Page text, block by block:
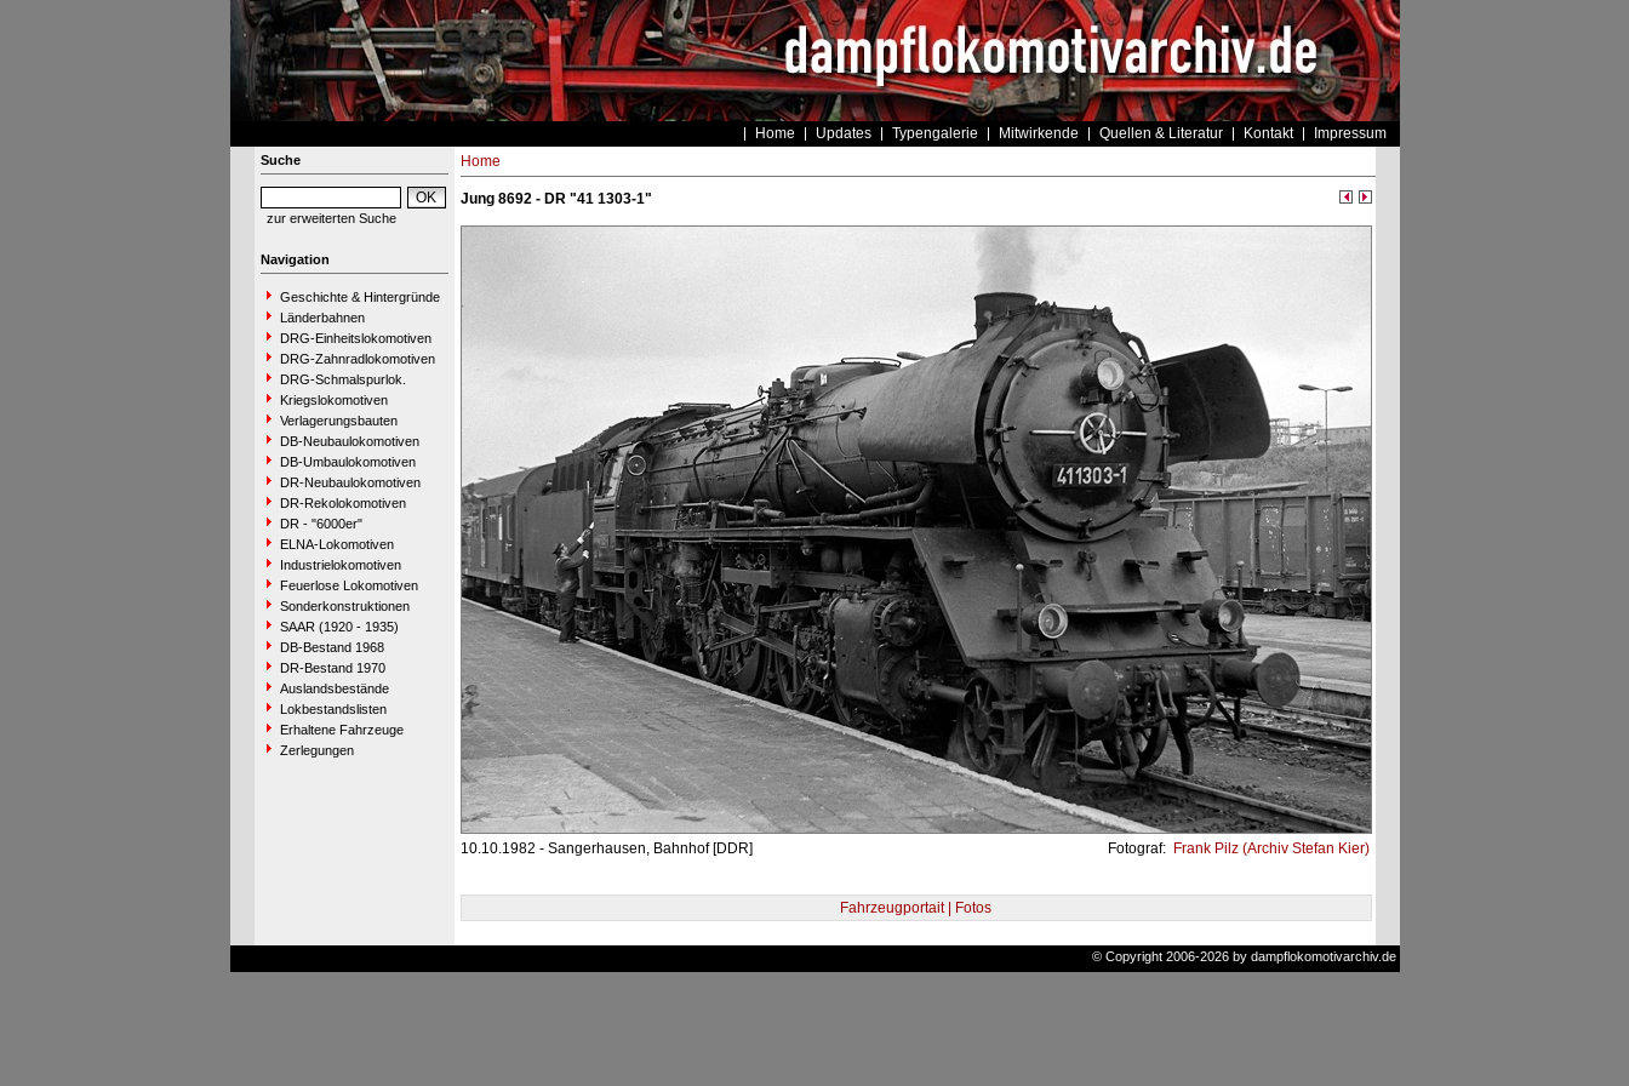
Home Updates Typengalerie Mitwirkende Quellen & Literatur Kontakt Impressum
Suche
zur erweiterten Suche
Navigation
Geschichte & Hintergründe
Länderbahnen
DRG-Einheitslokomotiven
DRG-Zahnradlokomotiven
DRG-Schmalspurlok.
Kriegslokomotiven
Verlagerungsbauten
DB-Neubaulokomotiven
DB-Umbaulokomotiven
DR-Neubaulokomotiven
DR-Rekolokomotiven
DR - "6000er"
ELNA-Lokomotiven
Industrielokomotiven
Feuerlose Lokomotiven
Sonderkonstruktionen
SAAR (1920 - 1935)
DB-Bestand 1968
DR-Bestand 1970
Auslandsbestände
Lokbestandslisten
Erhaltene Fahrzeuge
Zerlegungen
Home
Jung 8692 - DR "41 1303-1"
10.10.1982 - Sangerhausen, Bahnhof [DDR] Fotograf: Frank Pilz (Archiv Stefan Kier)
Fahrzeugportait | Fotos
© Copyright 2006-2026 by dampflokomotivarchiv.de